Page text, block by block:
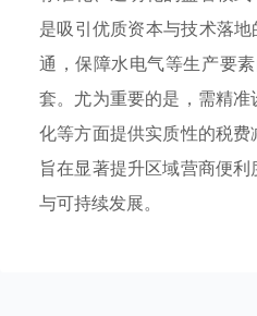
是吸引优质资本与技术落地
通，保障水电气等生产要
套。尤为重要的是，需精
化等方面提供实质性的税
旨在显著提升区域营商便
与可持续发展。